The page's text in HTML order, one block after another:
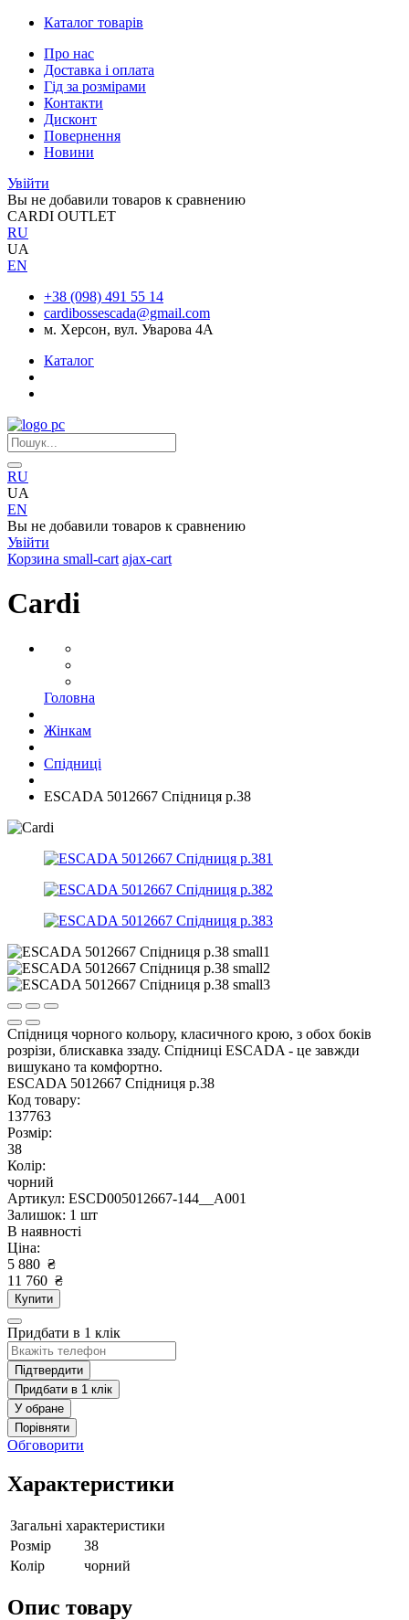
Каталог товарів
Про нас
Доставка і оплата
Гід за розмірами
Контакти
Дисконт
Повернення
Новини
Увійти
Вы не добавили товаров к сравнению
CARDI OUTLET
RU
UA
EN
+38 (098) 491 55 14
cardibossescada@gmail.com
м. Херсон, вул. Уварова 4А
Каталог
RU
UA
EN
Вы не добавили товаров к сравнению
Увійти
Корзина small-cart ajax-cart
Cardi
Головна
Жінкам
Спідниці
ESCADA 5012667 Спідниця р.38
Спідниця чорного кольору, класичного крою, з обох боків
розрізи, блискавка ззаду. Спідниці ESCADA - це завжди
вишукано та комфортно.
ESCADA 5012667 Спідниця р.38
Код товару:
137763
Розмір:
38
Колір:
чорний
Артикул: ESCD005012667-144__A001
Залишок: 1 шт
В наявності
Ціна:
5 880 ₴
11 760 ₴
Купити
Придбати в 1 клік
Підтвердити
Придбати в 1 клік
У обране
Порівняти
Обговорити
Характеристики
Загальні характеристики
Розмір
38
Колір
чорний
Опис товару